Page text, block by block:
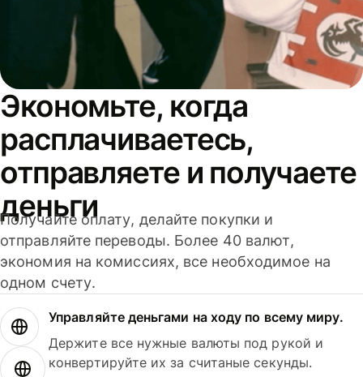
Экономьте, когда
расплачиваетесь,
отправляете и получаете
деньги
Получайте оплату, делайте покупки и
отправляйте переводы. Более 40 валют,
экономия на комиссиях, все необходимое на
одном счету.
Управляйте деньгами на ходу по всему миру.
Держите все нужные валюты под рукой и
конвертируйте их за считаные секунды.